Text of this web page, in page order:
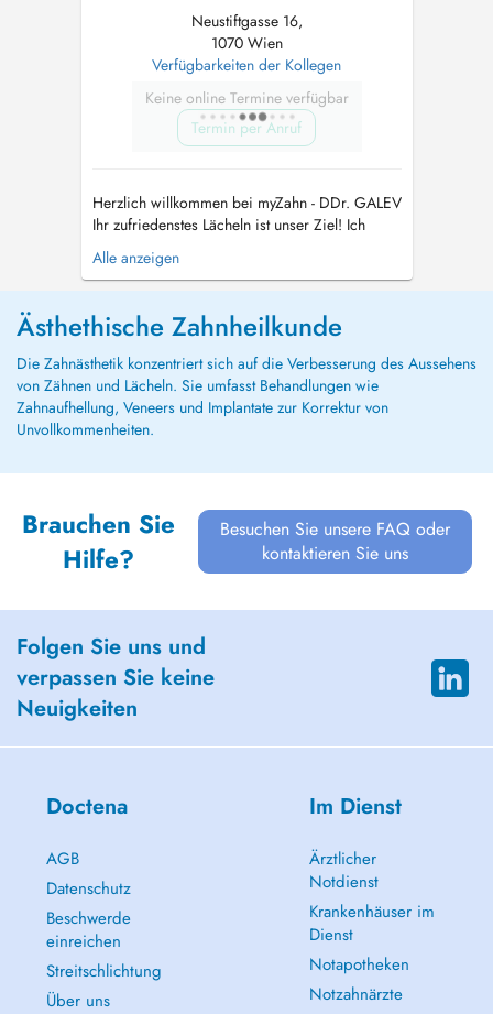
Neustiftgasse 16,
1070 Wien
Verfügbarkeiten der Kollegen
Keine online Termine verfügbar
Termin per Anruf
Herzlich willkommen bei myZahn - DDr. GALEV
Ihr zufriedenstes Lächeln ist unser Ziel! Ich
berate und behandle seit 20 Jahren Patienten in
allen zahnärztlichen und kieferchirurgischen
individuellen Wünsche, Ängste und Bedürfnisse
ein und erstell...
Alle anzeigen
Ästhethische Zahnheilkunde
Die Zahnästhetik konzentriert sich auf die Verbesserung des Aussehens
von Zähnen und Lächeln. Sie umfasst Behandlungen wie
Zahnaufhellung, Veneers und Implantate zur Korrektur von
Unvollkommenheiten.
Brauchen Sie
Hilfe?
Besuchen Sie unsere FAQ oder
kontaktieren Sie uns
Folgen Sie uns und
verpassen Sie keine
Neuigkeiten
Doctena
AGB
Datenschutz
Beschwerde
einreichen
Streitschlichtung
Über uns
Im Dienst
Ärztlicher
Notdienst
Krankenhäuser im
Dienst
Notapotheken
Notzahnärzte